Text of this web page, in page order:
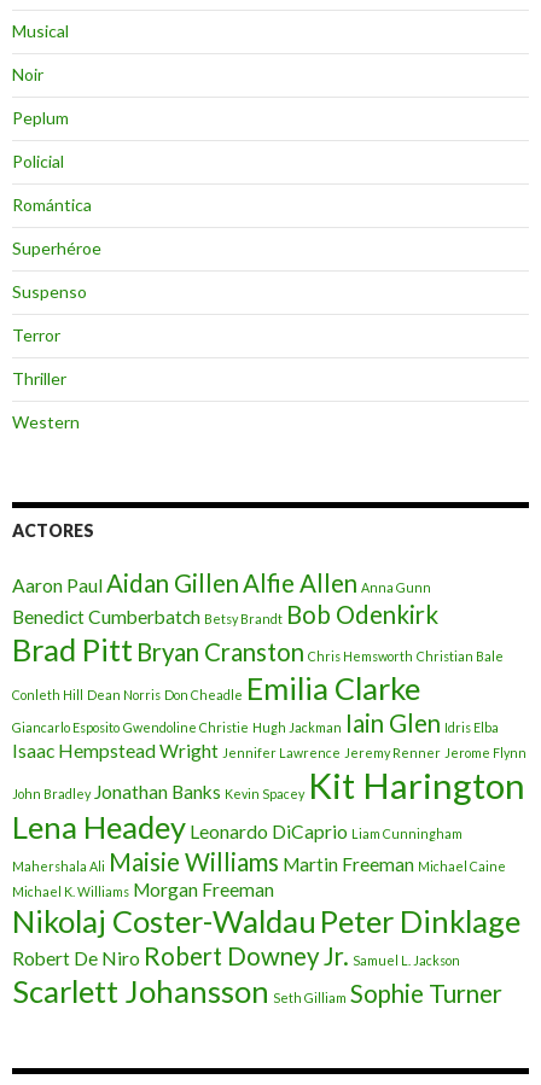
Musical
Noir
Peplum
Policial
Romántica
Superhéroe
Suspenso
Terror
Thriller
Western
ACTORES
Aaron PaulAidan GillenAlfie Allen Anna Gunn
Benedict Cumberbatch Betsy Brandt Bob Odenkirk
Brad Pitt Bryan Cranston Chris Hemsworth Christian Bale
Conleth Hill Dean Norris Don Cheadle Emilia Clarke
Giancarlo Esposito Gwendoline Christie Hugh Jackman Iain Glen Idris Elba
Isaac Hempstead Wright Jennifer Lawrence Jeremy Renner Jerome Flynn
John Bradley Jonathan Banks Kevin Spacey Kit Harington
Lena Headey Leonardo DiCaprio Liam Cunningham
Mahershala Ali Maisie Williams Martin Freeman Michael Caine
Michael K. Williams Morgan Freeman
Nikolaj Coster-Waldau Peter Dinklage
Robert De Niro Robert Downey Jr. Samuel L. Jackson
Scarlett Johansson Seth Gilliam Sophie Turner